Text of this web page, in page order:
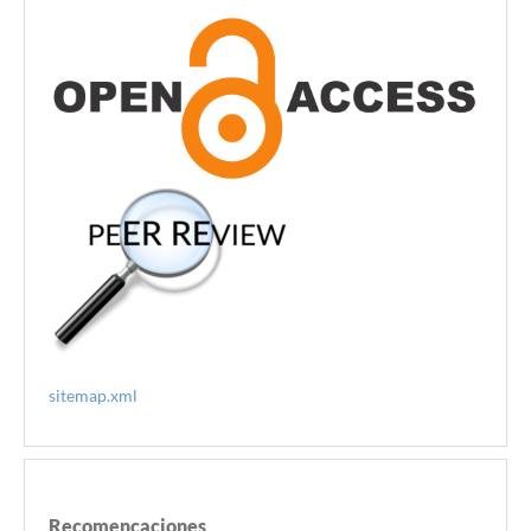
sitemap.xml
Recomencaciones